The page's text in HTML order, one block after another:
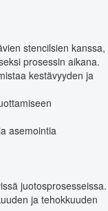
stencilsien kanssa,
prosessin aikana.
kestävyyden ja
asemointia
juotosprosesseissa.
ja tehokkuuden